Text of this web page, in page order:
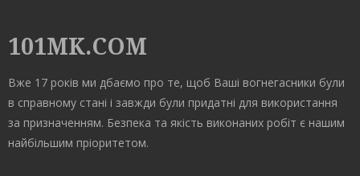
101MK.COM
Вже 17 років ми дбаємо про те, щоб Ваші вогнегасники були
в справному стані і завжди були придатні для використання
за призначенням. Безпека та якість виконаних робіт є нашим
найбільшим пріоритетом.